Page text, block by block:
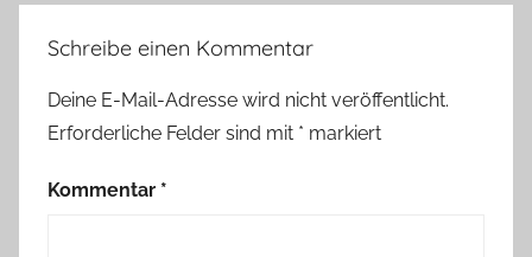
Schreibe einen Kommentar
Deine E-Mail-Adresse wird nicht veröffentlicht.
Erforderliche Felder sind mit * markiert
Kommentar *